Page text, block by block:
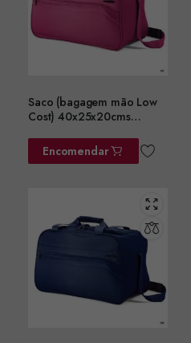
Saco (bagagem mão Low
Cost) 40x25x20cms
Encomendar